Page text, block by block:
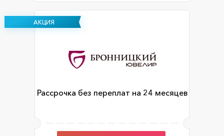
АКЦИЯ
Рассрочка без переплат на 24 месяцев